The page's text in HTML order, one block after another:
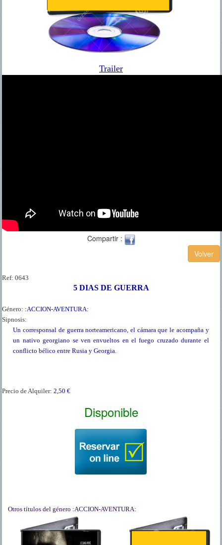
Trailer
Compartir :
Ref:0643
5 DIAS DE GUERRA
Género: :ACCION-AVENTURA:
Sipnosis:
Un corresponsal de guerra norteamericano, el cámara que le acompaña y
un nativo georgiano se ven envueltos en el fuego cruzado durante el
conflicto bélico entre Rusia y Georgia.
Precio de Alquiler:2,50 €
Disponible
Otros títulos del género :ACCION-AVENTURA:
22 BALAS